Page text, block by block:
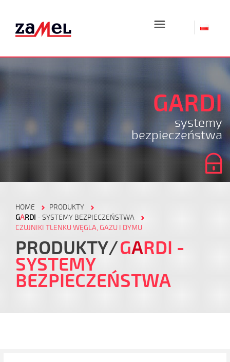
☰
GARDI
systemy
bezpieczeństwa
HOME
PRODUKTY
GARDI - SYSTEMY BEZPIECZEŃSTWA
CZUJNIKI TLENKU WĘGLA, GAZU I DYMU
PRODUKTY GARDI -
SYSTEMY
BEZPIECZEŃSTWA